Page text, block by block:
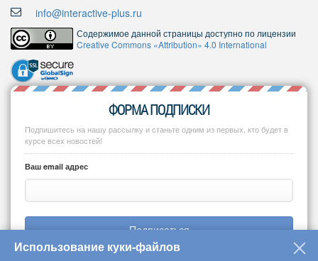
info@interactive-plus.ru
Содержимое данной страницы доступно по лицензии
Creative Commons «Attribution» 4.0 International
ФОРМА ПОДПИСКИ
Подпишитесь на нашу рассылку и станьте одним из первых, кто будет в
курсе всех новостей!
Ваш email адрес
Подписаться
Использование куки-файлов